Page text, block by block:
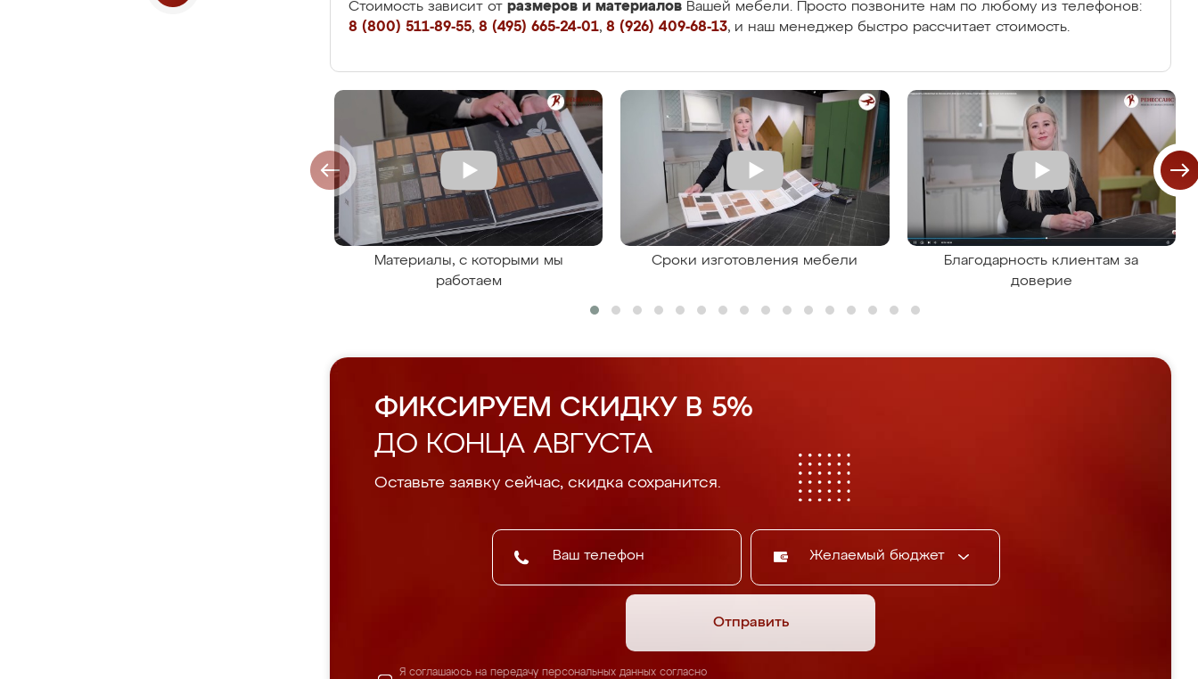
Стоимость зависит от размеров и материалов Вашей мебели. Просто позвоните нам по любому из телефонов:
8 (800) 511-89-55, 8 (495) 665-24-01, 8 (926) 409-68-13, и наш менеджер быстро рассчитает стоимость.
Материалы, с которыми мы
работаем
Сроки изготовления мебели
Благодарность клиентам за
доверие
ФИКСИРУЕМ СКИДКУ В 5%
ДО КОНЦА АВГУСТА
Оставьте заявку сейчас, скидка сохранится.
Желаемый бюджет
Отправить
Я соглашаюсь на передачу персональных данных согласно